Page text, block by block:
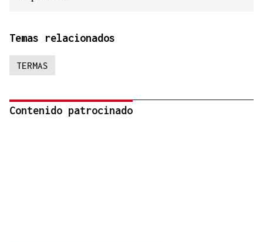
Temas relacionados
TERMAS
Contenido patrocinado